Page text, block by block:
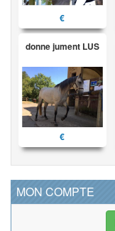
€
donne jument LUS
€
MON COMPTE